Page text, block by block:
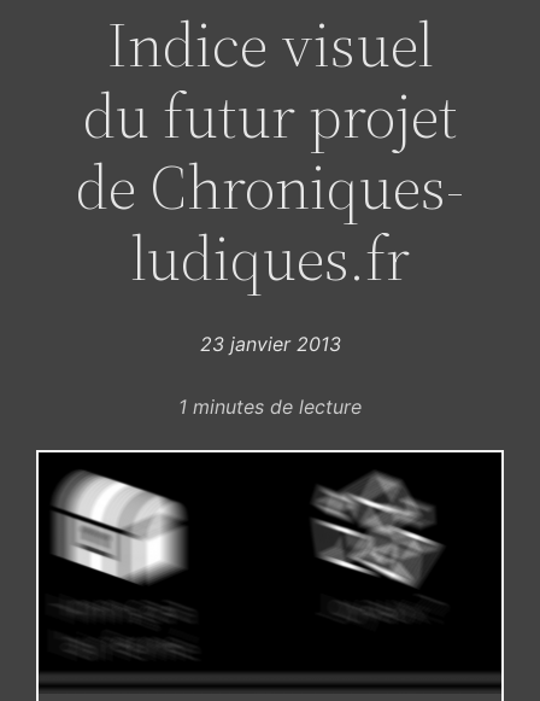
Indice visuel
du futur projet
de Chroniques-
ludiques.fr
23 janvier 2013
1 minutes de lecture